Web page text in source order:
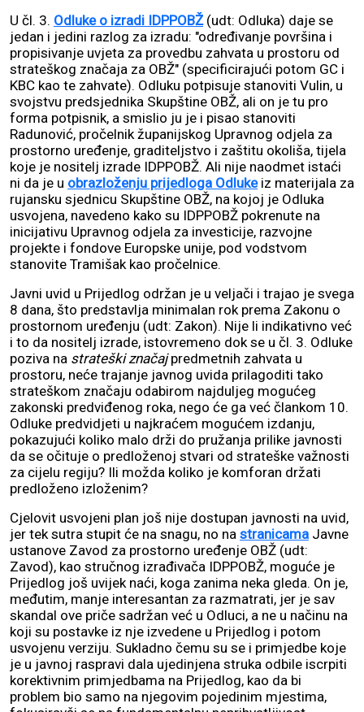
U čl. 3. Odluke o izradi IDPPOBŽ(udt: Odluka) daje se
jedan i jedini razlog za izradu: "određivanje površina i
propisivanje uvjeta za provedbu zahvata u prostoru od
strateškog značaja za OBŽ" (specificirajući potom GC i
KBC kao te zahvate). Odluku potpisuje stanoviti Vulin, u
svojstvu predsjednika Skupštine OBŽ, ali on je tu pro
forma potpisnik, a smislio ju je i pisao stanoviti
Radunović, pročelnik županijskog Upravnog odjela za
prostorno uređenje, graditeljstvo i zaštitu okoliša, tijela
koje je nositelj izrade IDPPOBŽ. Ali nije naodmet istaći
ni da je u obrazloženju prijedloga Odlukeiz materijala za
rujansku sjednicu Skupštine OBŽ, na kojoj je Odluka
usvojena, navedeno kako su IDPPOBŽ pokrenute na
inicijativu Upravnog odjela za investicije, razvojne
projekte i fondove Europske unije, pod vodstvom
stanovite Tramišak kao pročelnice.
Javni uvid u Prijedlog održan je u veljači i trajao je svega
8 dana, što predstavlja minimalan rok prema Zakonu o
prostornom uređenju (udt: Zakon). Nije li indikativno već
i to da nositelj izrade, istovremeno dok se u čl. 3. Odluke
poziva na strateški značajpredmetnih zahvata u
prostoru, neće trajanje javnog uvida prilagoditi tako
strateškom značaju odabirom najduljeg mogućeg
zakonski predviđenog roka, nego će ga već člankom 10.
Odluke predvidjeti u najkraćem mogućem izdanju,
pokazujući koliko malo drži do pružanja prilike javnosti
da se očituje o predloženoj stvari od strateške važnosti
za cijelu regiju? Ili možda koliko je komforan držati
predloženo izloženim?
Cjelovit usvojeni plan još nije dostupan javnosti na uvid,
jer tek sutra stupit će na snagu, no na stranicama Javne
ustanove Zavod za prostorno uređenje OBŽ (udt:
Zavod), kao stručnog izrađivača IDPPOBŽ, moguće je
Prijedlog još uvijek naći, koga zanima neka gleda. On je,
međutim, manje interesantan za razmatrati, jer je sav
skandal ove priče sadržan već u Odluci, a ne u načinu na
koji su postavke iz nje izvedene u Prijedlog i potom
usvojenu verziju. Sukladno čemu su se i primjedbe koje
je u javnoj raspravi dala ujedinjena struka odbile iscrpiti
korektivnim primjedbama na Prijedlog, kao da bi
problem bio samo na njegovim pojedinim mjestima,